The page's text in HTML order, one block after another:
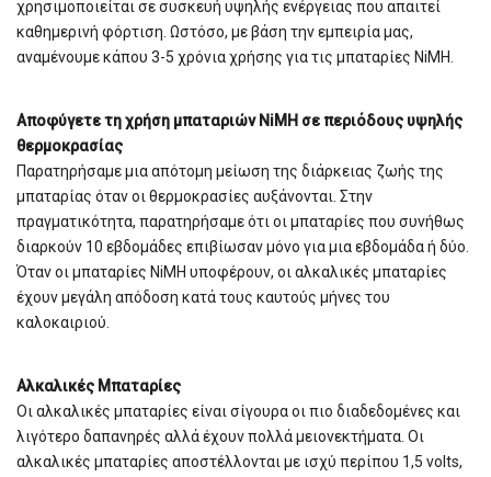
χρησιμοποιείται σε συσκευή υψηλής ενέργειας που απαιτεί
καθημερινή φόρτιση. Ωστόσο, με βάση την εμπειρία μας,
αναμένουμε κάπου 3-5 χρόνια χρήσης για τις μπαταρίες NiMH.
Αποφύγετε τη χρήση μπαταριών NiMH σε περιόδους υψηλής
θερμοκρασίας
Παρατηρήσαμε μια απότομη μείωση της διάρκειας ζωής της
μπαταρίας όταν οι θερμοκρασίες αυξάνονται. Στην
πραγματικότητα, παρατηρήσαμε ότι οι μπαταρίες που συνήθως
διαρκούν 10 εβδομάδες επιβίωσαν μόνο για μια εβδομάδα ή δύο.
Όταν οι μπαταρίες NiMH υποφέρουν, οι αλκαλικές μπαταρίες
έχουν μεγάλη απόδοση κατά τους καυτούς μήνες του
καλοκαιριού.
Αλκαλικές Μπαταρίες
Οι αλκαλικές μπαταρίες είναι σίγουρα οι πιο διαδεδομένες και
λιγότερο δαπανηρές αλλά έχουν πολλά μειονεκτήματα. Οι
αλκαλικές μπαταρίες αποστέλλονται με ισχύ περίπου 1,5 volts,